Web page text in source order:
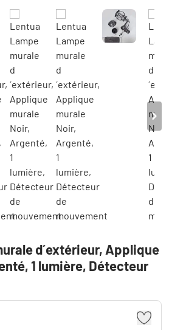
d´extérieur, Applique
1 lumière, Détecteur